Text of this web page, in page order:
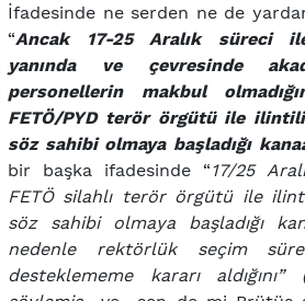
İfadesinde ne serden ne de
“Ancak 17-25 Aralık süreci
yanında ve çevresinde
personellerin makbul
FETÖ/PYD terör örgütü ile
söz sahibi olmaya başladığı
bir başka ifadesinde “17/25
FETÖ silahlı terör örgütü ile
söz sahibi olmaya başladığı
nedenle rektörlük seçim
desteklememe kararı aldığını”